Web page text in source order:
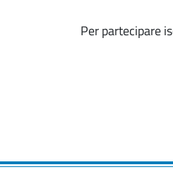
Per partecipare